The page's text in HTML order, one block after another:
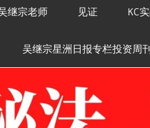
继宗老师 见证 KC
吴继宗星洲日报专栏投资周